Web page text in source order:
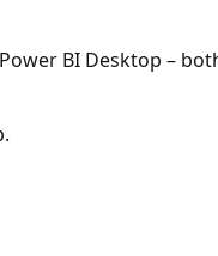
BI Desktop –